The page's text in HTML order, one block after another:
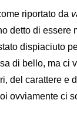
riportato da
detto di essere
dispiaciuto
di bello, ma ci
del carattere e
ovviamente ci